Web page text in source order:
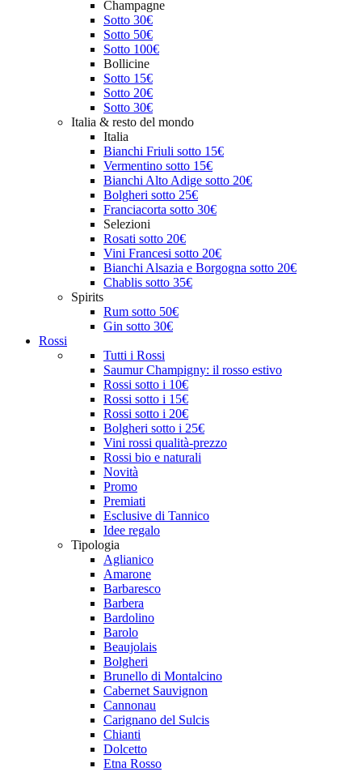
Champagne
Sotto 30€
Sotto 50€
Sotto 100€
Bollicine
Sotto 15€
Sotto 20€
Sotto 30€
Italia & resto del mondo
Italia
Bianchi Friuli sotto 15€
Vermentino sotto 15€
Bianchi Alto Adige sotto 20€
Bolgheri sotto 25€
Franciacorta sotto 30€
Selezioni
Rosati sotto 20€
Vini Francesi sotto 20€
Bianchi Alsazia e Borgogna sotto 20€
Chablis sotto 35€
Spirits
Rum sotto 50€
Gin sotto 30€
Rossi
Tutti i Rossi
Saumur Champigny: il rosso estivo
Rossi sotto i 10€
Rossi sotto i 15€
Rossi sotto i 20€
Bolgheri sotto i 25€
Vini rossi qualità-prezzo
Rossi bio e naturali
Novità
Promo
Premiati
Esclusive di Tannico
Idee regalo
Tipologia
Aglianico
Amarone
Barbaresco
Barbera
Bardolino
Barolo
Beaujolais
Bolgheri
Brunello di Montalcino
Cabernet Sauvignon
Cannonau
Carignano del Sulcis
Chianti
Dolcetto
Etna Rosso